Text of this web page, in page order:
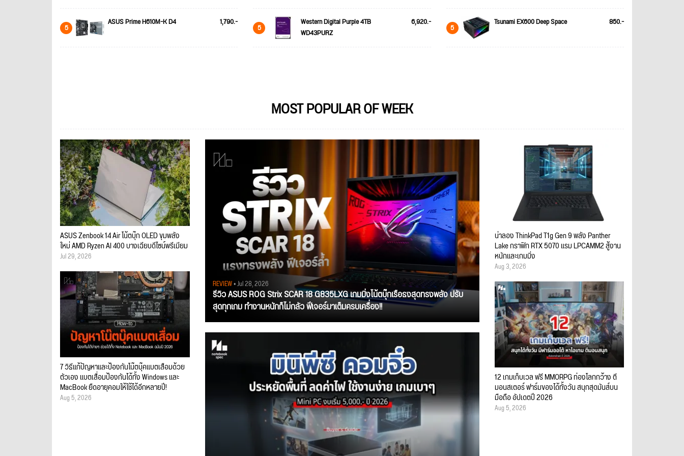
5 ASUS Prime H610M-K D4 1,790.- 5
Western Digital Purple 4TB
WD43PURZ
6,920.- 5 Tsunami EX600 Deep Space 850.-
MOST POPULAR OF WEEK
REVIEW• Jul 28, 2026
รีวิว ASUS ROG Strix SCAR 18 G835LXG เกมมิ่งโน้ตบุ๊กเรือธงสุดทรงพลัง ปรับ
สุดทุกเกม ทำงานหนักก็ไม่กลัว ฟีเจอร์มาเต็มครบเครื่อง!!
ASUS Zenbook 14 Air โน้ตบุ๊ก OLED ขุมพลัง
ใหม่ AMD Ryzen AI 400 บางเฉียบดีไซน์พรีเมียม
Jul 29, 2026
7 วิธีแก้ปัญหาและป้องกันโน๊ตบุ๊คแบตเสื่อมด้วย
ตัวเอง แบตเสื่อมป้องกันได้ทั้ง Windows และ
MacBook ยืดอายุคอมให้ใช้ได้อีกหลายปี!
Aug 5, 2026
น่าลอง ThinkPad T1g Gen 9 พลัง Panther
Lake กราฟิก RTX 5070 แรม LPCAMM2 สู้งาน
หนักและเกมมิ่ง
Aug 3, 2026
12 เกมเก็บเวล ฟรี MMORPG ท่องโลกกว้าง ตี
มอนสเตอร์ ฟาร์มของได้ทั้งวัน สนุกสุดมันส์บน
มือถือ อัปเดตปี 2026
Aug 5, 2026